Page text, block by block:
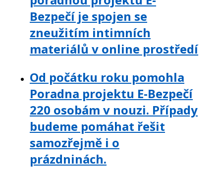
Bezpečí je spojen se
zneužitím intimních
materiálů v online prostředí
Od počátku roku pomohla
Poradna projektu E-Bezpečí
220 osobám v nouzi. Případy
budeme pomáhat řešit
samozřejmě i o
prázdninách.